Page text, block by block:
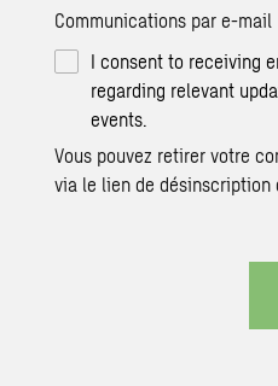
Communications par e-mail
I consent to receiving
regarding relevant
events.
Vous pouvez retirer votre
via le lien de désinscription